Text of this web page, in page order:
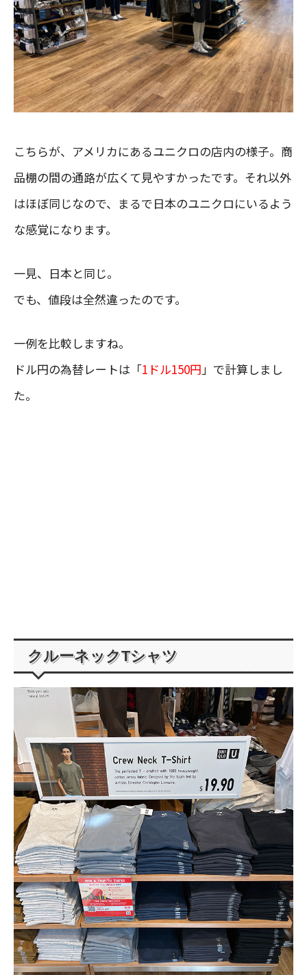
こちらが、アメリカにあるユニクロの店内の様子。商
品棚の間の通路が広くて見やすかったです。それ以外
はほぼ同じなので、まるで日本のユニクロにいるよう
な感覚になります。
一見、日本と同じ。
でも、値段は全然違ったのです。
一例を比較しますね。
ドル円の為替レートは「1ドル150円 」で計算しまし
た。
クルーネックTシャツ